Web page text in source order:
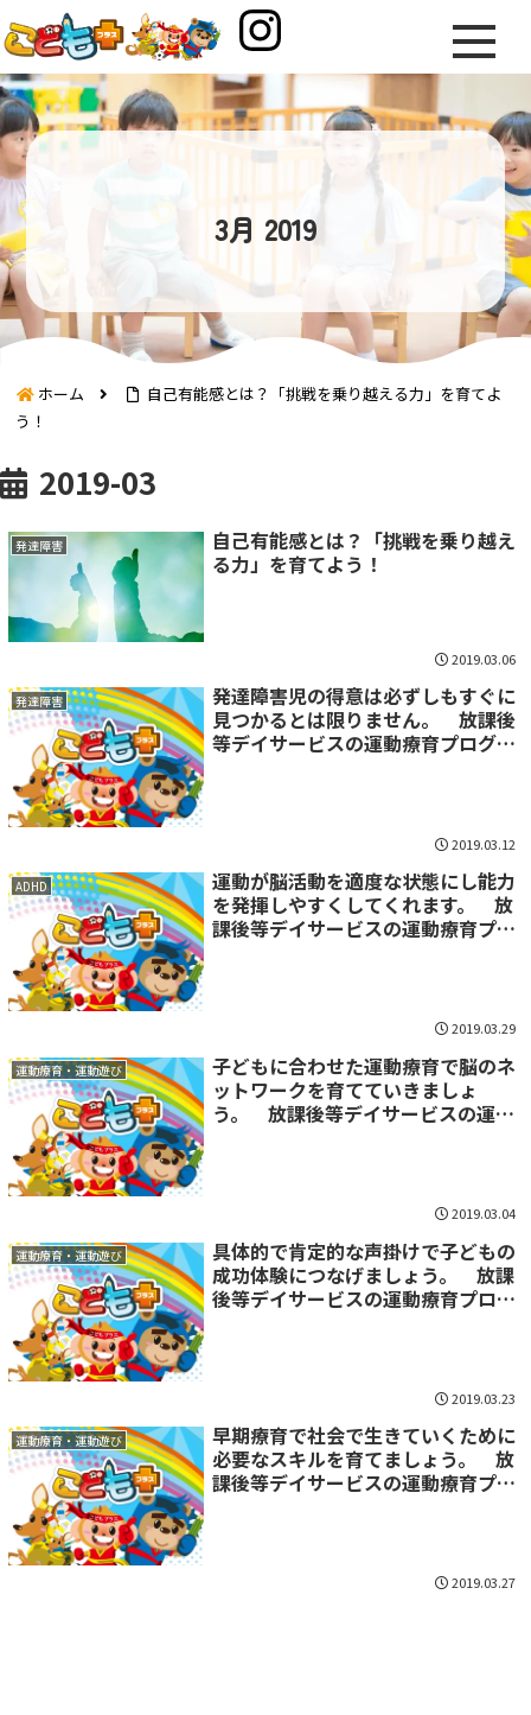
3月 2019
ホーム
自己有能感とは？「挑戦を乗り越える力」を育てよ
う！
2019-03
発達障害
自己有能感とは？「挑戦を乗り越え
る力」を育てよう！
2019.03.06
発達障害
発達障害児の得意は必ずしもすぐに
見つかるとは限りません。 放課後
等デイサービスの運動療育プログラ
2019.03.12
ADHD
運動が脳活動を適度な状態にし能力
を発揮しやすくしてくれます。 放
課後等デイサービスの運動療育プロ
2019.03.29
運動療育・運動遊び
子どもに合わせた運動療育で脳のネ
ットワークを育てていきましょ
う。 放課後等デイサービスの運動
2019.03.04
運動療育・運動遊び
具体的で肯定的な声掛けで子どもの
成功体験につなげましょう。 放課
後等デイサービスの運動療育プログ
2019.03.23
運動療育・運動遊び
早期療育で社会で生きていくために
必要なスキルを育てましょう。 放
課後等デイサービスの運動療育プロ
2019.03.27